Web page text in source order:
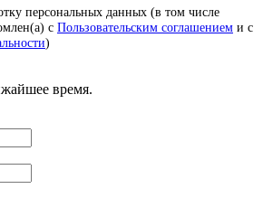
персональных данных (в том числе
с Пользовательским соглашением и с
)
время.